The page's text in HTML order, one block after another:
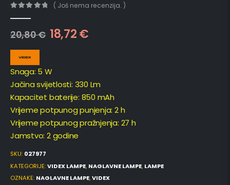
( Još nema recenzija. )
20,80€ 18,72€
Snaga: 5 W
Jačina svijetlosti: 330 Lm
Kapacitet baterije: 850 mAh
Vrijeme potpunog punjenja: 2 h
Vrijeme potpunog pražnjenja: 27 h
Jamstvo: 2 godine
SKU: 027977
KATEGORIJE:VIDEX LAMPE, NAGLAVNE LAMPE, LAMPE
OZNAKE: NAGLAVNE LAMPE,VIDEX